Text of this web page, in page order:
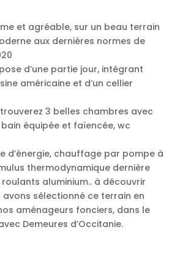
et agréable, sur un beau terrain
aux dernières normes de
d’une partie jour, intégrant
américaine et d’un cellier
3 belles chambres avec
équipée et faïencée, wc
d’énergie, chauffage par pompe à
thermodynamique dernière
aluminium.. à découvrir
sélectionné ce terrain en
aménageurs fonciers, dans le
Demeures d’Occitanie.